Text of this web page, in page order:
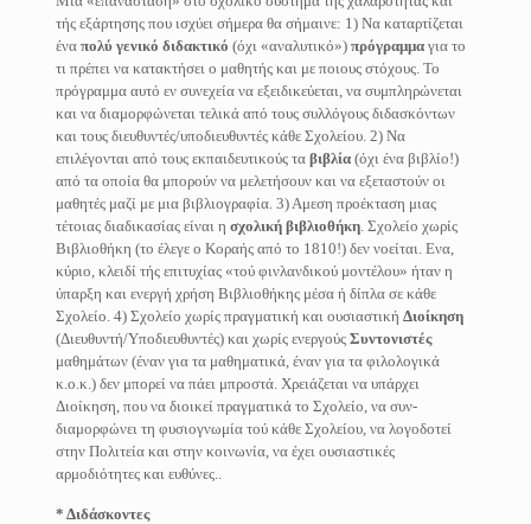
τής εξάρτησης που ισχύει σήμερα θα σήμαινε: 1) Να καταρτίζεται
ένα πολύ γενικό διδακτικό (όχι «αναλυτικό») πρόγραμμα για το
τι πρέπει να κατακτήσει ο μαθητής και με ποιους στόχους. Το
πρόγραμμα αυτό εν συνεχεία να εξειδικεύεται, να συμπληρώνεται
και να διαμορφώνεται τελικά από τους συλλόγους διδασκόντων
και τους διευθυντές/υποδιευθυντές κάθε Σχολείου. 2) Να
επιλέγονται από τους εκπαιδευτικούς τα βιβλία(όχι ένα βιβλίο!)
από τα οποία θα μπορούν να μελετήσουν και να εξεταστούν οι
μαθητές μαζί με μια βιβλιογραφία. 3) Αμεση προέκταση μιας
τέτοιας διαδικασίας είναι η σχολική βιβλιοθήκη. Σχολείο χωρίς
Βιβλιοθήκη (το έλεγε ο Κοραής από το 1810!) δεν νοείται. Ενα,
κύριο, κλειδί τής επιτυχίας «τού φινλανδικού μοντέλου» ήταν η
ύπαρξη και ενεργή χρήση Βιβλιοθήκης μέσα ή δίπλα σε κάθε
Σχολείο. 4) Σχολείο χωρίς πραγματική και ουσιαστική Διοίκηση
(Διευθυντή/Υποδιευθυντές) και χωρίς ενεργούς Συντονιστές
μαθημάτων (έναν για τα μαθηματικά, έναν για τα φιλολογικά
κ.ο.κ.) δεν μπορεί να πάει μπροστά. Χρειάζεται να υπάρχει
Διοίκηση, που να διοικεί πραγματικά το Σχολείο, να συν-
διαμορφώνει τη φυσιογνωμία τού κάθε Σχολείου, να λογοδοτεί
στην Πολιτεία και στην κοινωνία, να έχει ουσιαστικές
αρμοδιότητες και ευθύνες..
* Διδάσκοντες